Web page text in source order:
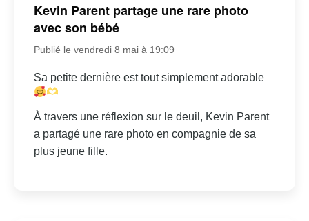
Kevin Parent partage une rare photo
avec son bébé
Publié le vendredi 8 mai à 19:09
Sa petite dernière est tout simplement adorable
À travers une réflexion sur le deuil, Kevin Parent
a partagé une rare photo en compagnie de sa
plus jeune fille.